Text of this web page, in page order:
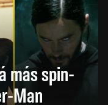
más spin-
Man